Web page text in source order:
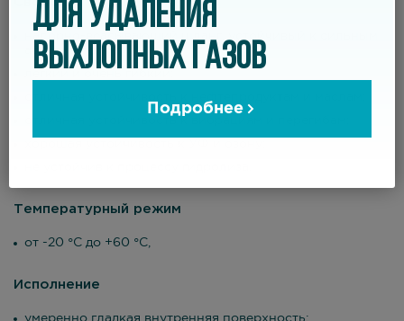
абразивам;
Температурный режим
от -20 °С до +60 °С,
Исполнение
умеренно гладкая внутренняя поверхность;
ДЛЯ УДАЛЕНИЯ
ВЫХЛОПНЫХ ГАЗОВ
Подробнее